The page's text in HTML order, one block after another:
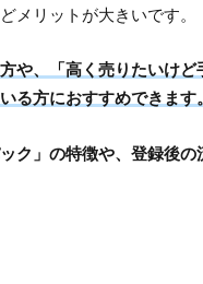
メリットが大きいです。
や、「高く売りたいけど
る方におすすめできます。
ック」の特徴や、登録後